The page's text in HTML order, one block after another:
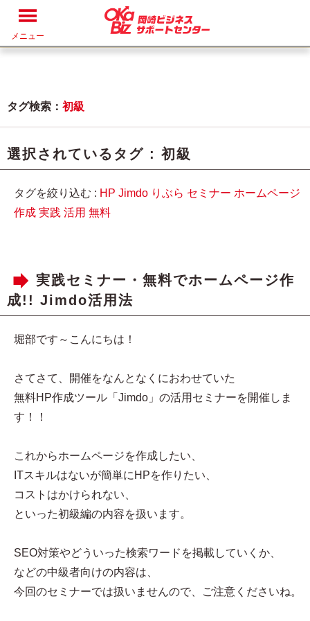
メニュー
タグ検索： 初級
選択されているタグ : 初級
タグを絞り込む : HP Jimdo りぶら セミナー ホームページ
作成 実践 活用 無料
実践セミナー・無料でホームページ作
成!! Jimdo活用法
堀部です～こんにちは！
さてさて、開催をなんとなくにおわせていた
無料HP作成ツール「Jimdo」の活用セミナーを開催しま
す！！
これからホームページを作成したい、
ITスキルはないが簡単にHPを作りたい、
コストはかけられない、
といった初級編の内容を扱います。
SEO対策やどういった検索ワードを掲載していくか、
などの中級者向けの内容は、
今回のセミナーでは扱いませんので、ご注意くださいね。